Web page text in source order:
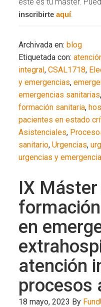
inscribirte aquí.
Archivada en:blog
Etiquetada con:
integral,CSAL1718,
y emergencias,
emergencias sanitarias
formación sanitaria,
pacientes en estado
Asistenciales,
sanitario,Urgencias,
urgencias y
IX Máster
en
atención
procesos
18 mayo, 2023 By